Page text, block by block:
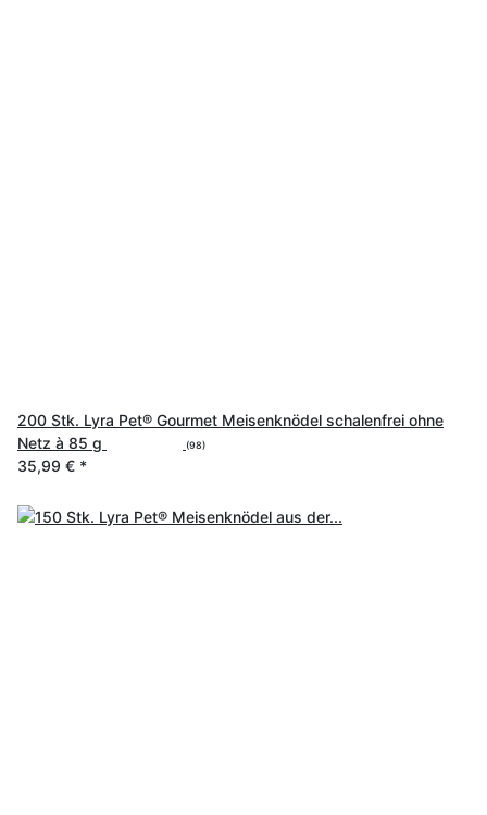
200 Stk. Lyra Pet® Gourmet Meisenknödel schalenfrei ohne
Netz à 85 g
(98)
35,99 € *